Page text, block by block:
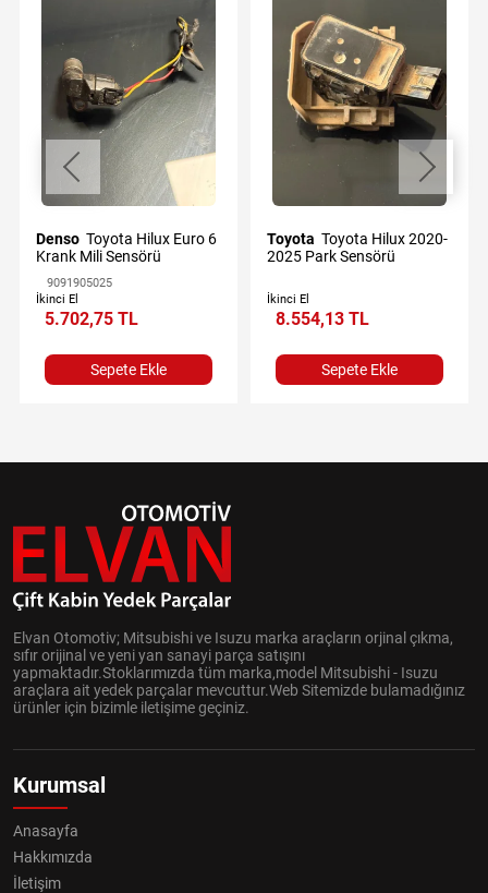
Denso Toyota Hilux Euro 6
Krank Mili Sensörü
9091905025
İkinci El
5.702,75 TL
Sepete Ekle
Toyota
2025 Park Sensörü
İkinci El
8.554,13 TL
Sepete Ekle
Elvan Otomotiv; Mitsubishi ve Isuzu marka araçların orjinal çıkma,
sıfır orijinal ve yeni yan sanayi parça satışını
yapmaktadır.Stoklarımızda tüm marka,model Mitsubishi - Isuzu
araçlara ait yedek parçalar mevcuttur.Web Sitemizde bulamadığınız
ürünler için bizimle iletişime geçiniz.
Kurumsal
Anasayfa
Hakkımızda
İletişim